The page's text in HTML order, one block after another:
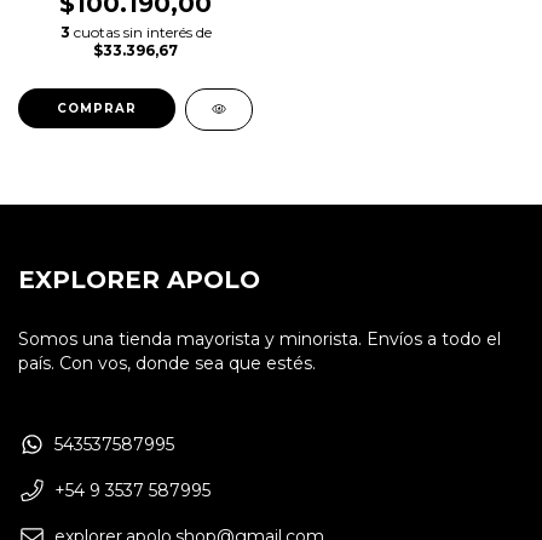
3 cuotas sin interés de
$33.396,67
COMPRAR
EXPLORER APOLO
Somos una tienda mayorista y minorista. Envíos a todo el
país. Con vos, donde sea que estés.
543537587995
+54 9 3537 587995